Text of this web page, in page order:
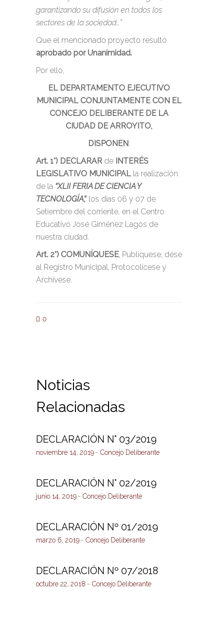
garantizando su difusión en todos los
sectores de la sociedad…”
Que el mencionado proyecto resultó
aprobado por Unanimidad.
Por ello,
EL DEPARTAMENTO EJECUTIVO
MUNICIPAL CONJUNTAMENTE CON EL
CONCEJO DELIBERANTE DE LA
CIUDAD DE ARROYITO,
DISPONEN:
Art. 1°) DECLARAR de INTERÉS
LEGISLATIVO MUNICIPALla realización
de la “XLII FERIA DE CIENCIA Y
TECNOLOGÍA,” los días 06 y 07 de
Setiembre del corriente, en el Centro
Educativo José Giménez Lagos de
nuestra ciudad.
Art. 2°) COMUNÍQUESE, Publíquese, dése
al Registro Municipal, Protocolícese y
Archívese.
0
Noticias
Relacionadas
DECLARACIÓN N° 03/2019
noviembre 14, 2019 Concejo Deliberante
DECLARACIÓN N° 02/2019
junio 14, 2019 Concejo Deliberante
DECLARACIÓN Nº 01/2019
marzo 6, 2019 Concejo Deliberante
DECLARACIÓN Nº 07/2018
octubre 22, 2018 Concejo Deliberante